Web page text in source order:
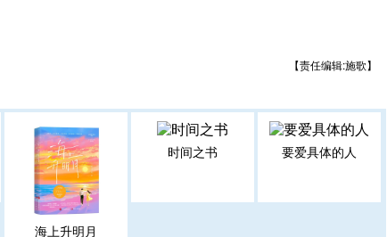
【责任编辑:施歌】
海上升明月
时间之书 要爱具体的人